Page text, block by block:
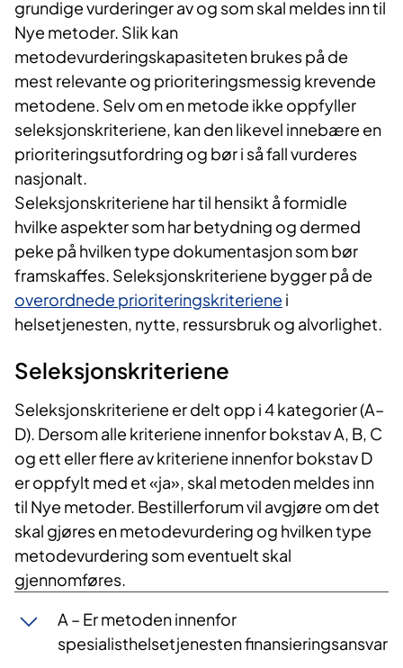
grundige vurderinger av og som skal meldes inn til
Nye metoder. Slik kan
metodevurderingskapasiteten brukes på de
mest relevante og prioriteringsmessig krevende
metodene. Selv om en metode ikke oppfyller
seleksjonskriteriene, kan den likevel innebære en
prioriteringsutfordring og bør i så fall vurderes
nasjonalt.
Seleksjonskriteriene har til hensikt å formidle
hvilke aspekter som har betydning og dermed
peke på hvilken type dokumentasjon som bør
framskaffes. Seleksjonskriteriene bygger på de
overordnede prioriteringskriteriene i
helsetjenesten, nytte, ressursbruk og alvorlighet.
Seleksjonskriteriene
Seleksjonskriteriene er delt opp i 4 kategorier (A–
D). Dersom alle kriteriene innenfor bokstav A, B, C
og ett eller flere av kriteriene innenfor bokstav D
er oppfylt med et «ja», skal metoden meldes inn
til Nye metoder. Bestillerforum vil avgjøre om det
skal gjøres en metodevurdering og hvilken type
metodevurdering som eventuelt skal
gjennomføres.
A – Er metoden innenfor
spesialisthelsetjenesten finansieringsansvar